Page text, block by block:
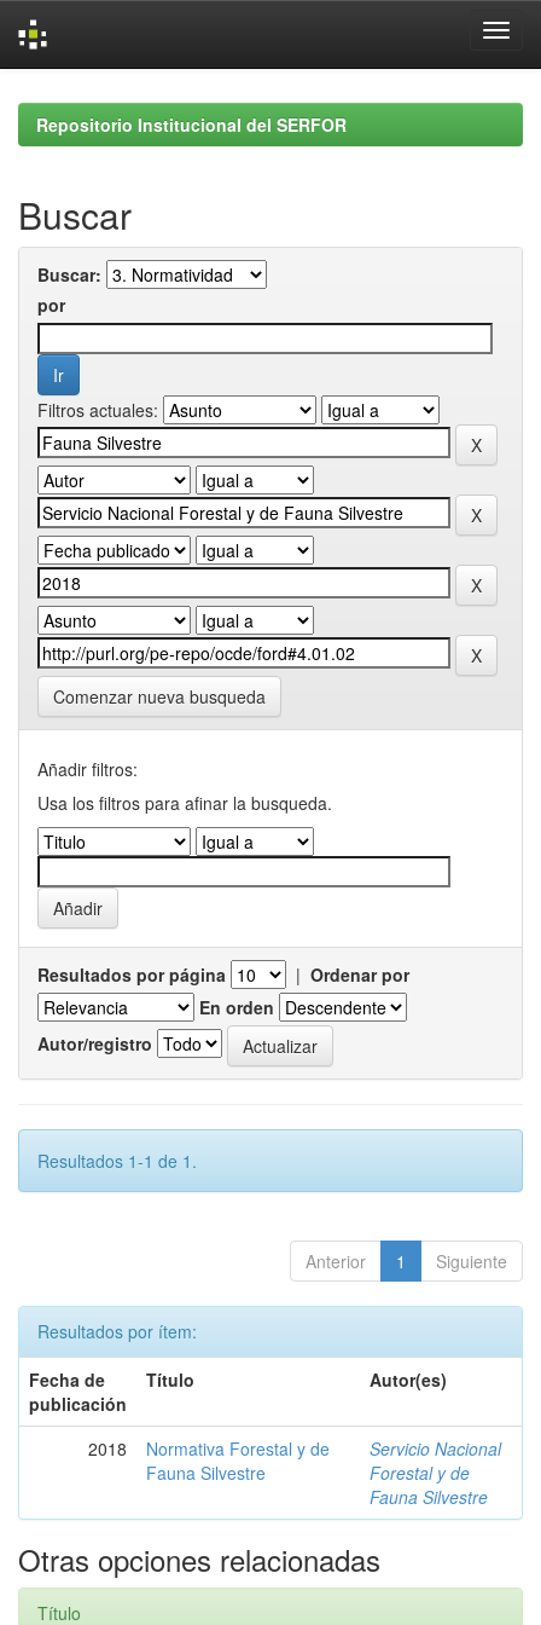
navigationRepositorio Institucional del SERFOR
Buscar
Buscar:
por
Filtros actuales:
Comenzar nueva busqueda
Añadir filtros:
Usa los filtros para afinar la busqueda.
Resultados por página | Ordenar por
En orden
Autor/registro
Resultados 1-1 de 1.
Anterior 1 Siguiente
Resultados por ítem:
Fecha de
publicación
Título Autor(es)
2018
Normativa Forestal y de
Fauna Silvestre
Servicio Nacional
Forestal y de
Fauna Silvestre
Otras opciones relacionadas
Título